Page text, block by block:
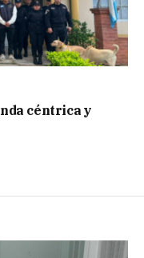
céntrica y